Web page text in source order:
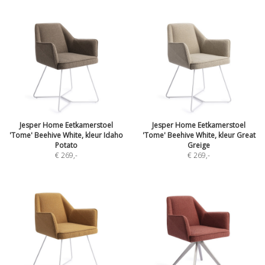
Jesper Home Eetkamerstoel
'Tome' Beehive White, kleur Idaho
Potato
€ 269,-
Jesper Home Eetkamerstoel
'Tome' Beehive White, kleur Great
Greige
€ 269,-